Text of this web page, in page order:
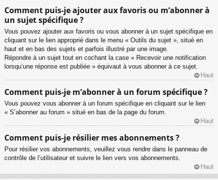
Comment puis-je ajouter aux favoris ou m’abonner à
un sujet spécifique ?
Vous pouvez ajouter aux favoris ou vous abonner à un sujet spécifique en
cliquant sur le lien approprié dans le menu « Outils du sujet », situé en
haut et en bas des sujets et parfois illustré par une image.
Répondre à un sujet tout en cochant la case « Recevoir une notification
lorsqu’une réponse est publiée » équivaut à vous abonner à ce sujet.
Haut
Comment puis-je m’abonner à un forum spécifique ?
Vous pouvez vous abonner à un forum spécifique en cliquant sur le lien
« S’abonner au forum » situé en bas de la page du forum.
Haut
Comment puis-je résilier mes abonnements ?
Pour résilier vos abonnements, veuillez vous rendre dans le panneau de
contrôle de l’utilisateur et suivre le lien vers vos abonnements.
Haut